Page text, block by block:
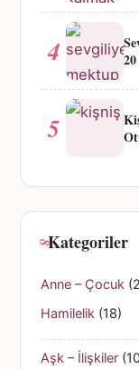
4
5
Kategoriler
Anne – Çocuk
Hamilelik (18)
Aşk – İlişkiler